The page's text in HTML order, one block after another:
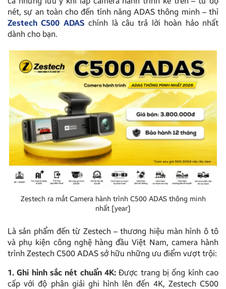
nét, sự an toàn cho đến tính năng ADAS thông minh – thì
Zestech C500 ADAS chính là câu trả lời hoàn hảo nhất
dành cho bạn.
Zestech ra mắt Camera hành trình C500 ADAS thông minh
nhất [year]
Là sản phẩm đến từ Zestech – thương hiệu màn hình ô tô
và phụ kiện công nghệ hàng đầu Việt Nam, camera hành
trình Zestech C500 ADAS sở hữu những ưu điểm vượt trội:
1. Ghi hình sắc nét chuẩn 4K: Được trang bị ống kính cao
cấp với độ phân giải ghi hình lên đến 4K, Zestech C500